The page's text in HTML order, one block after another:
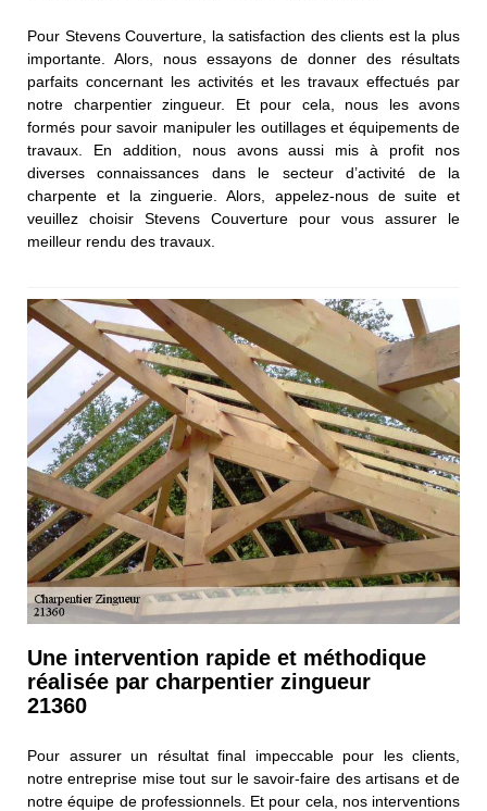
Pour Stevens Couverture, la satisfaction des clients est la plus
importante. Alors, nous essayons de donner des résultats
parfaits concernant les activités et les travaux effectués par
notre charpentier zingueur. Et pour cela, nous les avons
formés pour savoir manipuler les outillages et équipements de
travaux. En addition, nous avons aussi mis à profit nos
diverses connaissances dans le secteur d’activité de la
charpente et la zinguerie. Alors, appelez-nous de suite et
veuillez choisir Stevens Couverture pour vous assurer le
meilleur rendu des travaux.
Une intervention rapide et méthodique
réalisée par charpentier zingueur
21360
Pour assurer un résultat final impeccable pour les clients,
notre entreprise mise tout sur le savoir-faire des artisans et de
notre équipe de professionnels. Et pour cela, nos interventions